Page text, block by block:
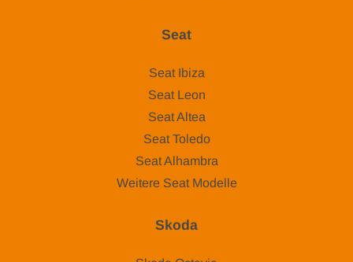
Seat
Seat Ibiza
Seat Leon
Seat Altea
Seat Toledo
Seat Alhambra
Weitere Seat Modelle
Skoda